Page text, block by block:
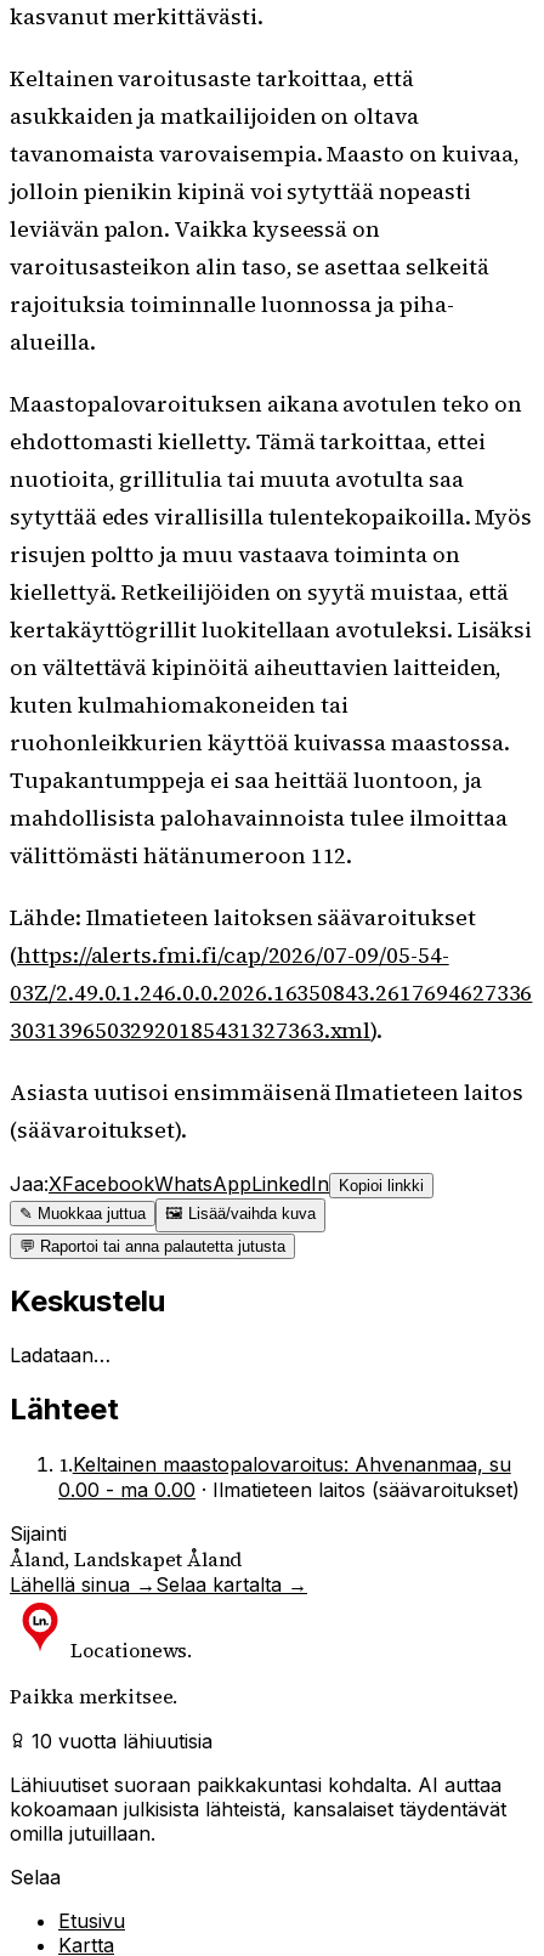
kasvanut merkittävästi.
Keltainen varoitusaste tarkoittaa, että
asukkaiden ja matkailijoiden on oltava
tavanomaista varovaisempia. Maasto on kuivaa,
jolloin pienikin kipinä voi sytyttää nopeasti
leviävän palon. Vaikka kyseessä on
varoitusasteikon alin taso, se asettaa selkeitä
rajoituksia toiminnalle luonnossa ja piha-
alueilla.
Maastopalovaroituksen aikana avotulen teko on
ehdottomasti kielletty. Tämä tarkoittaa, ettei
nuotioita, grillitulia tai muuta avotulta saa
sytyttää edes virallisilla tulentekopaikoilla. Myös
risujen poltto ja muu vastaava toiminta on
kiellettyä. Retkeilijöiden on syytä muistaa, että
kertakäyttögrillit luokitellaan avotuleksi. Lisäksi
on vältettävä kipinöitä aiheuttavien laitteiden,
kuten kulmahiomakoneiden tai
ruohonleikkurien käyttöä kuivassa maastossa.
Tupakantumppeja ei saa heittää luontoon, ja
mahdollisista palohavainnoista tulee ilmoittaa
välittömästi hätänumeroon 112.
Lähde: Ilmatieteen laitoksen säävaroitukset
(https://alerts.fmi.fi/cap/2026/07-09/05-54-
03Z/2.49.0.1.246.0.0.2026.16350843.2617694627336
30313965032920185431327363.xml).
Asiasta uutisoi ensimmäisenä Ilmatieteen laitos
(säävaroitukset).
Jaa:XFacebookWhatsAppLinkedIn
Kopioi linkki
✎ Muokkaa juttua
🖼 Lisää/vaihda kuva
💬 Raportoi tai anna palautetta jutusta
Keskustelu
Ladataan…
Lähteet
1.Keltainen maastopalovaroitus: Ahvenanmaa, su
0.00 - ma 0.00 · Ilmatieteen laitos (säävaroitukset)
Sijainti
Åland, Landskapet Åland
Lähellä sinua → Selaa kartalta →
Locationews.
Paikka merkitsee.
10 vuotta lähiuutisia
Lähiuutiset suoraan paikkakuntasi kohdalta. AI auttaa
kokoamaan julkisista lähteistä, kansalaiset täydentävät
omilla jutuillaan.
Selaa
Etusivu
Kartta